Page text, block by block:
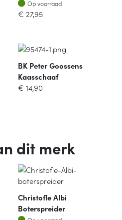
Op voorraad
€ 27,95
BK Peter Goossens
Kaasschaaf
€ 14,90
dit merk
Christofle Albi
Boterspreider
Op voorraad